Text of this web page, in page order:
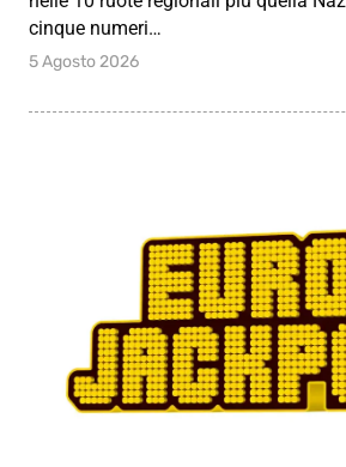
cinque numeri…
5 Agosto 2026